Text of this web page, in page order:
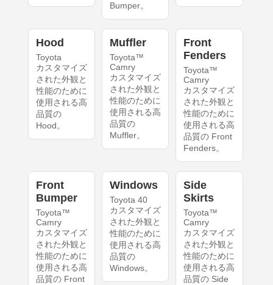
Bumper。
Hood
Toyota
カスタマイズ
された外観と
性能のために
使用される高
品質の
Hood。
Muffler
Toyota™
Camry
カスタマイズ
された外観と
性能のために
使用される高
品質の
Muffler。
Front
Fenders
Toyota™
Camry
カスタマイズ
された外観と
性能のために
使用される高
品質の Front
Fenders。
Front
Bumper
Toyota™
Camry
カスタマイズ
された外観と
性能のために
使用される高
品質の Front
Windows
Toyota 40
カスタマイズ
された外観と
性能のために
使用される高
品質の
Windows。
Side
Skirts
Toyota™
Camry
カスタマイズ
された外観と
性能のために
使用される高
品質の Side